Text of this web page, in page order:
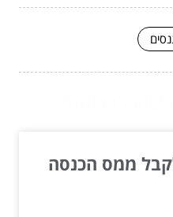
ממס הכנסה